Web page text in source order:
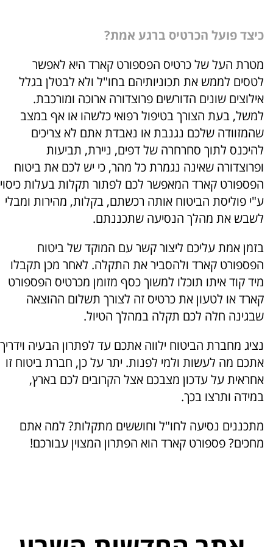
כיצד פועל הכרטיס ברגע אמת?
מטרת העל של כרטיס הפספורט קארד היא לאפשר
לטסים לממש את תכוניותיהם בחו"ל ולא לבטלן בגלל
אילוצים שונים הדורשים פרוצדורה ארוכה ומורכבת.
למשל, בעת הצורך בטיפול רפואי כלשהו או אף במצב
שהמזוודה שלכם נגנבת או נאבדת אתם לא צריכים
להיכנס לתוך סחרחרה של דפים, ניירת, תביעות
ופרוצדורה שאינה נגמרת כל מהר, כי יש לכם את ביטוח
הפספורט קארד המאפשר לכם לפתור תקלות בעלות כיסוי
ע"י פוליסת הביטוח אותה רכשתם, בקלות, מהירות ומבלי
לשבש את מהלך הנסיעה שתכננתם.
בזמן אמת עליכם ליצור קשר עם המוקד של ביטוח
הפספורט קארד ולהסביר את התקלה. לאחר מכן תקבלו
מיד קוד איתו תוכלו למשוך כסף מזומן מכרטיס הפספורט
קארד או לטעון את כרטיס זה לצורך תשלום ההוצאה
שבגינה חלה לכם תקלה במהלך הטיול.
נציג מחברת הביטוח ילווה אתכם עד לפתרון הבעיה וידריך
אתכם מה לעשות ולמי לפנות. יתר על כן, חברת ביטוח זו
אחראית על עדכון מצבכם אצל הקרובים לכם בארץ,
במידה ותרצו בכך.
מתכננים נסיעה לחו"ל וחוששים מתקלות? למה אתם
מחכים? פספורט קארד הוא הפתרון המצוין עבורכם!